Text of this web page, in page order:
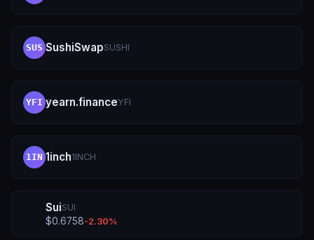
SUS SushiSwapSUSHI
YFI yearn.financeYFI
1IN 1inch1INCH
SuiSUI
$0.6758-2.30%